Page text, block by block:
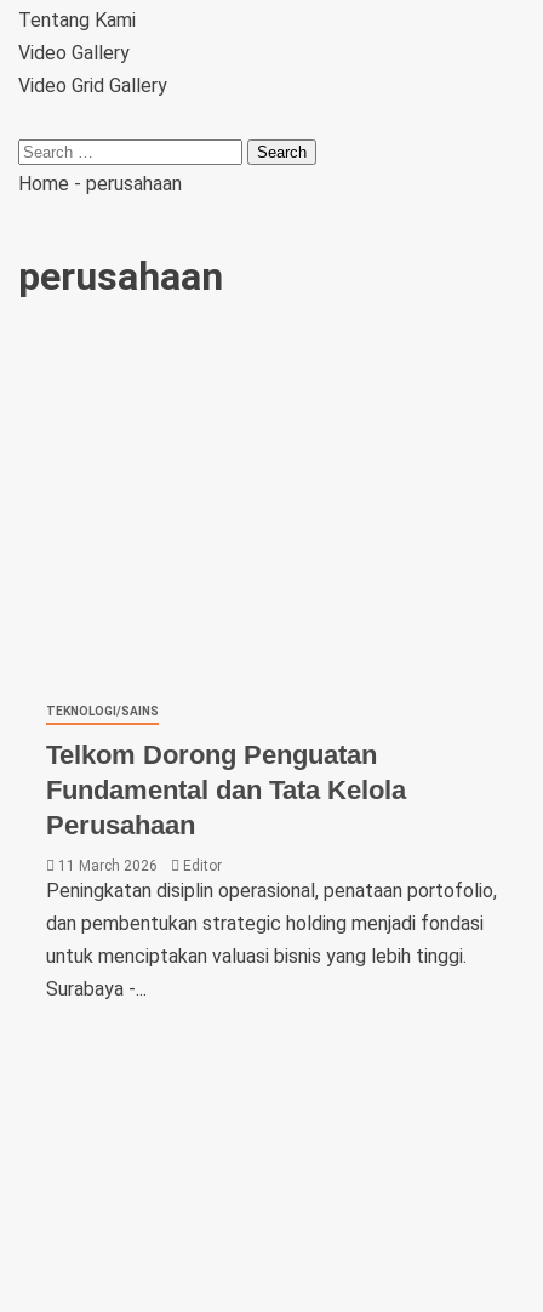
Tentang Kami
Video Gallery
Video Grid Gallery
Home - perusahaan
perusahaan
TEKNOLOGI/SAINS
Telkom Dorong Penguatan
Fundamental dan Tata Kelola
Perusahaan
11 March 2026 Editor
Peningkatan disiplin operasional, penataan portofolio,
dan pembentukan strategic holding menjadi fondasi
untuk menciptakan valuasi bisnis yang lebih tinggi.
Surabaya -...